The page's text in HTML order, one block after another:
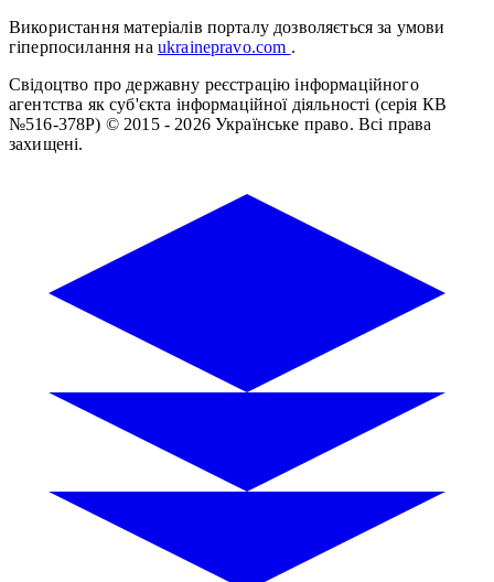
Використання матеріалів порталу дозволяється за умови
гіперпосилання на ukrainepravo.com .
Свідоцтво про державну реєстрацію інформаційного
агентства як суб'єкта інформаційної діяльності (серія КВ
№516-378Р) © 2015 - 2026 Українське право. Всі права
захищені.